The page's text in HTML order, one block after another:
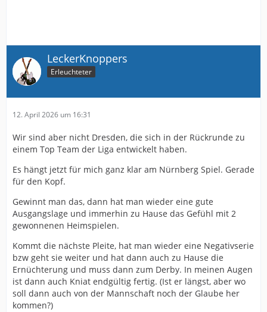
LeckerKnoppers
Erleuchteter
12. April 2026 um 16:31
Wir sind aber nicht Dresden, die sich in der Rückrunde zu
einem Top Team der Liga entwickelt haben.
Es hängt jetzt für mich ganz klar am Nürnberg Spiel. Gerade
für den Kopf.
Gewinnt man das, dann hat man wieder eine gute
Ausgangslage und immerhin zu Hause das Gefühl mit 2
gewonnenen Heimspielen.
Kommt die nächste Pleite, hat man wieder eine Negativserie
bzw geht sie weiter und hat dann auch zu Hause die
Ernüchterung und muss dann zum Derby. In meinen Augen
ist dann auch Kniat endgültig fertig. (Ist er längst, aber wo
soll dann auch von der Mannschaft noch der Glaube her
kommen?)